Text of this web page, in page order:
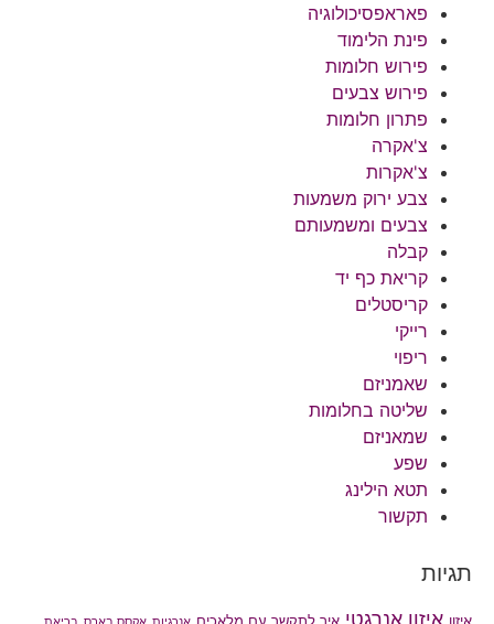
פאראפסיכולוגיה
פינת הלימוד
פירוש חלומות
פירוש צבעים
פתרון חלומות
צ'אקרה
צ'אקרות
צבע ירוק משמעות
צבעים ומשמעותם
קבלה
קריאת כף יד
קריסטלים
רייקי
ריפוי
שאמניזם
שליטה בחלומות
שמאניזם
שפע
תטא הילינג
תקשור
תגיות
איזון אנרגטי איך לתקשר עם מלאכים